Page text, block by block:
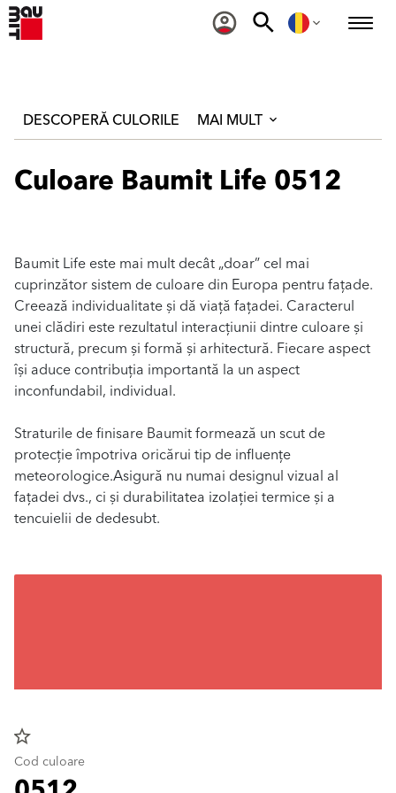
DESCOPERĂ CULORILE MAI MULT
Culoare Baumit Life 0512
Baumit Life este mai mult decât „doar” cel mai
cuprinzător sistem de culoare din Europa pentru fațade.
Creează individualitate și dă viață fațadei. Caracterul
unei clădiri este rezultatul interacțiunii dintre culoare și
structură, precum și formă și arhitectură. Fiecare aspect
își aduce contribuția importantă la un aspect
inconfundabil, individual.
Straturile de finisare Baumit formează un scut de
protecție împotriva oricărui tip de influențe
meteorologice.Asigură nu numai designul vizual al
fațadei dvs., ci și durabilitatea izolației termice și a
tencuielii de dedesubt.
star_border
Cod culoare